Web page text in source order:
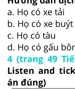
a. Họ có xe tải
b. Họ có xe buýt
c. Họ có tàu
d. Họ có gấu
4 (trang 49
Listen and
án đúng)